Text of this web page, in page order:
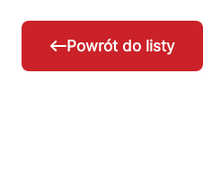
Powrót do listy